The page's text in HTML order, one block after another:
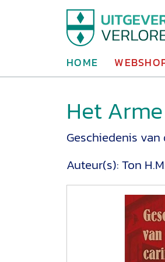
HOME
Het
Geschiedenis
Auteur(s):Ton